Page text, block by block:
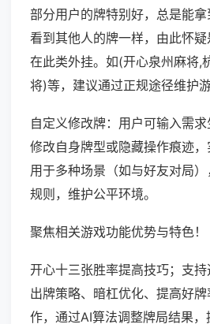
部分用户的牌特别好，总是能
看到其他人的牌一样，由此怀
在此类外挂。如(开心泉州麻将,
将)等，建议通过正规途径维护游
自定义修改牌：用户可输入需求
修改自身牌型或隐藏操作痕迹，
用于多种场景（如与好友对局
规则，维护公平环境。
聚焦相关游戏功能优势与特色！
开心十三张胜率提高技巧；支
出牌策略、暗杠优化、提高好
作，通过AI算法调整牌局结果，